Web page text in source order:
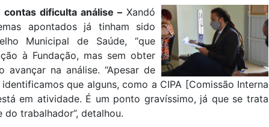
dificulta análise – Xandó
apontados já tinham sido
Municipal de Saúde, “que
à Fundação, mas sem obter
avançar na análise. “Apesar de
que alguns, como a CIPA [Comissão Interna
em atividade. É um ponto gravíssimo, já que se trata
trabalhador”, detalhou.